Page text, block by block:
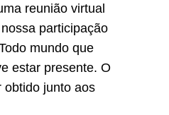
reunião virtual
participação
mundo que
estar presente. O
obtido junto aos